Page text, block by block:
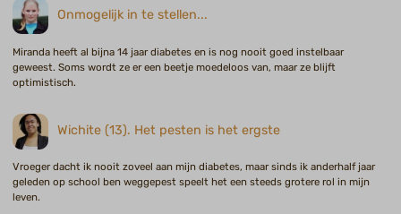
Onmogelijk in te stellen...
Miranda heeft al bijna 14 jaar diabetes en is nog nooit goed instelbaar
geweest. Soms wordt ze er een beetje moedeloos van, maar ze blijft
optimistisch.
Wichite (13). Het pesten is het ergste
Vroeger dacht ik nooit zoveel aan mijn diabetes, maar sinds ik anderhalf jaar
geleden op school ben weggepest speelt het een steeds grotere rol in mijn
leven.